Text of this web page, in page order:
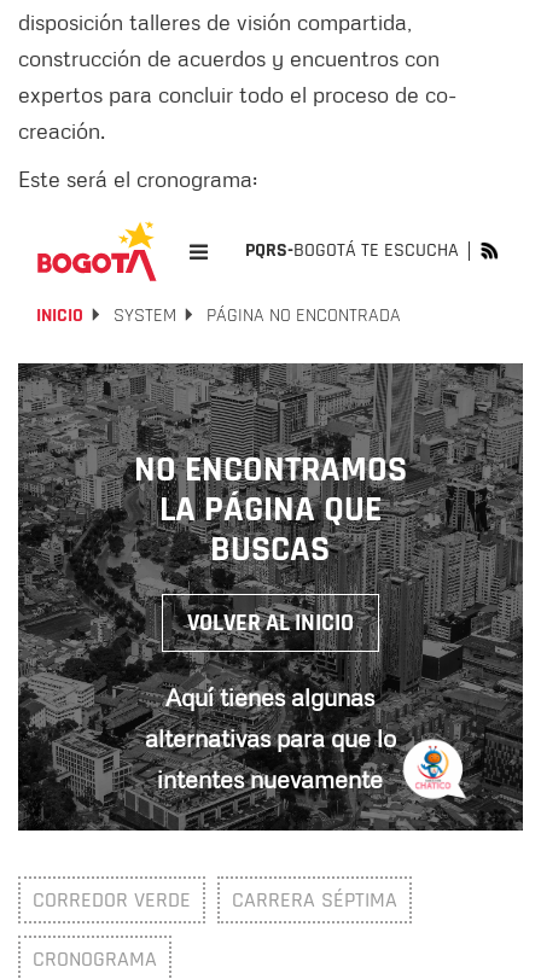
disposición talleres de visión compartida,
construcción de acuerdos y encuentros con
expertos para concluir todo el proceso de co-
creación.
Este será el cronograma:
CORREDOR VERDE CARRERA SÉPTIMA
CRONOGRAMA